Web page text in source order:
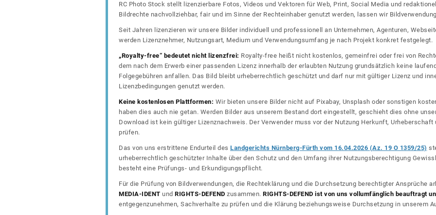
RC Photo Stock stellt lizenzierbare Fotos, Videos und Vektoren für Web, Print, Social Media und
Bildrechte nachvollziehbar, fair und im Sinne der Rechteinhaber genutzt werden, lassen wir
Seit Jahren lizenzieren wir unsere Bilder individuell und professionell an Unternehmen, Agenturen,
werden Lizenznehmer, Nutzungsart, Medium und Verwendungsumfang je nach Projekt konkret festgelegt.
„Royalty-free“ bedeutet nicht lizenzfrei: Royalty-free heißt nicht kostenlos, gemeinfrei oder frei von
dem nach dem Erwerb einer passenden Lizenz innerhalb der erlaubten Nutzung grundsätzlich keine
Folgegebühren anfallen. Das Bild bleibt urheberrechtlich geschützt und darf nur mit gültiger Lizenz und
Lizenzbedingungen genutzt werden.
Keine kostenlosen Plattformen: Wir bieten unsere Bilder nicht auf Pixabay, Unsplash oder sonstigen
haben dies auch nie getan. Werden Bilder aus unserem Bestand dort eingestellt, geschieht dies ohne
Download ist kein gültiger Lizenznachweis. Der Verwender muss vor der Nutzung Herkunft,
prüfen.
Das von uns erstrittene Endurteil des Landgerichts Nürnberg-Fürth vom 16.04.2026 (Az. 19 O 1359/25)
urheberrechtlich geschützter Inhalte über den Schutz und den Umfang ihrer Nutzungsberechtigung
besteht eine Prüfungs- und Erkundigungspflicht.
Für die Prüfung von Bildverwendungen, die Rechteklärung und die Durchsetzung berechtigter Ansprüche
MEDIA-IDENT und RIGHTS-DEFEND zusammen. RIGHTS-DEFEND ist von uns vollumfänglich beauftragt
entgegenzunehmen, Sachverhalte zu prüfen und die Klärung beziehungsweise Durchsetzung in unserem